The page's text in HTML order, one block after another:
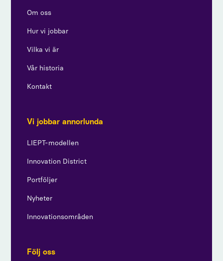
Om oss
Hur vi jobbar
Vilka vi är
Vår historia
Kontakt
Vi jobbar annorlunda
LIEPT-modellen
Innovation District
Portföljer
Nyheter
Innovationsområden
Följ oss